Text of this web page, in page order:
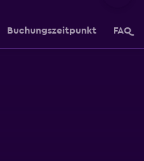
Buchungszeitpunkt FAQ